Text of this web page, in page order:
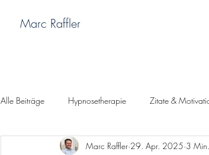
Marc Raffler
Alle Beiträge Hypnosetherapie Zitate &
Gelassenheit SEG Glücklich sein
Marc Raffler 29. Apr. 2025 3